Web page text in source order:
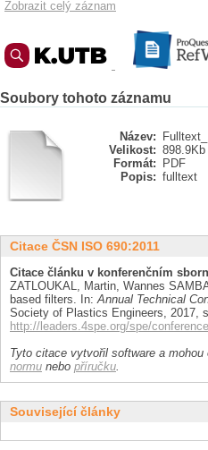
Zobrazit celý záznam
Soubory tohoto záznamu
Název:
Velikost: 898.9Kb
Formát:
PDF
Popis: fulltext
Citace ČSN ISO 690:2011
Citace článku v konferenčním
ZATLOUKAL, Martin, Wannes
based filters. In:Annual Technical
Society of Plastics Engineers, 2017,
http://leaders.4spe.org/spe/
Tyto citace vytvořil software a
normu nebo příručku.
Související články